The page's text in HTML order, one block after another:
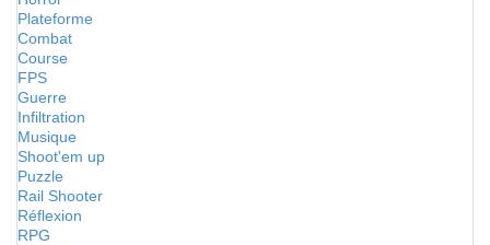
Plateforme
Combat
Course
FPS
Guerre
Infiltration
Musique
Shoot'em up
Puzzle
Rail Shooter
Réflexion
RPG